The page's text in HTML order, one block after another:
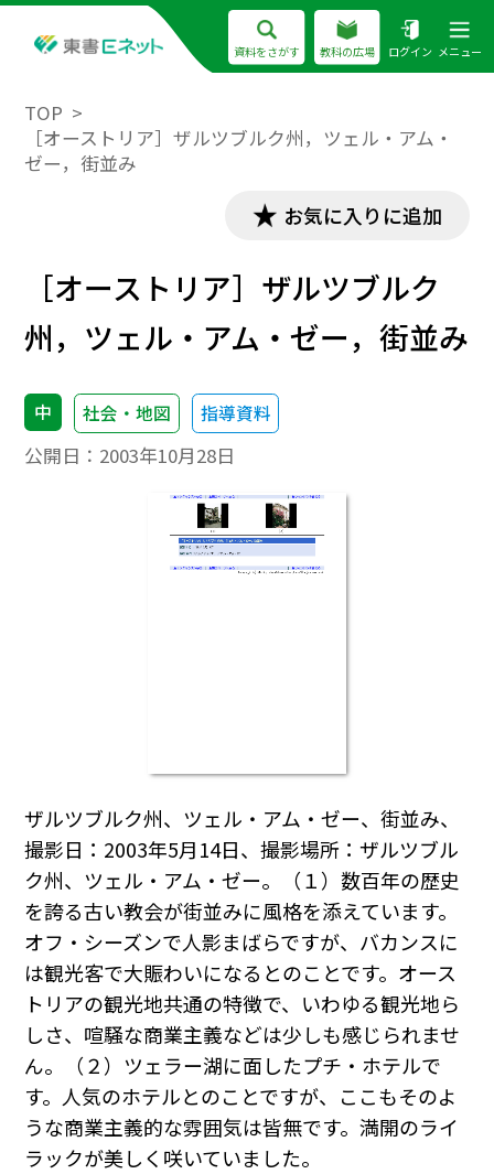
資料をさがす 教科の広場 ログイン メニュー
TOP
［オーストリア］ザルツブルク州，ツェル・アム・
ゼー，街並み
お気に入りに追加
［オーストリア］ザルツブルク
州，ツェル・アム・ゼー，街並み
中 社会・地図 指導資料
公開日： 2003年10月28日
ザルツブルク州、ツェル・アム・ゼー、街並み、
撮影日：2003年5月14日、撮影場所：ザルツブル
ク州、ツェル・アム・ゼー。（１）数百年の歴史
を誇る古い教会が街並みに風格を添えています。
オフ・シーズンで人影まばらですが、バカンスに
は観光客で大賑わいになるとのことです。オース
トリアの観光地共通の特徴で、いわゆる観光地ら
しさ、喧騒な商業主義などは少しも感じられませ
ん。（２）ツェラー湖に面したプチ・ホテルで
す。人気のホテルとのことですが、ここもそのよ
うな商業主義的な雰囲気は皆無です。満開のライ
ラックが美しく咲いていました。